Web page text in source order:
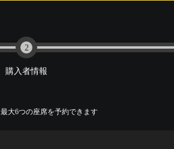
2
購入者情報
最大6つの座席を予約できます